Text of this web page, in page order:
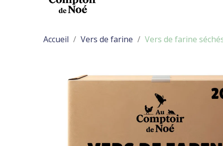
Accueil Vers de farine Vers de farine